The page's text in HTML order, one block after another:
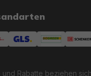
Rabatte beziehen